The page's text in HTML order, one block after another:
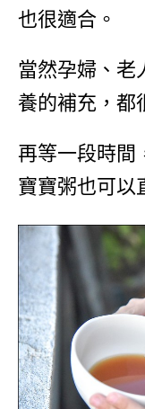
也很適合。
當然孕婦、老
養的補充，都
再等一段時間
寶寶粥也可以